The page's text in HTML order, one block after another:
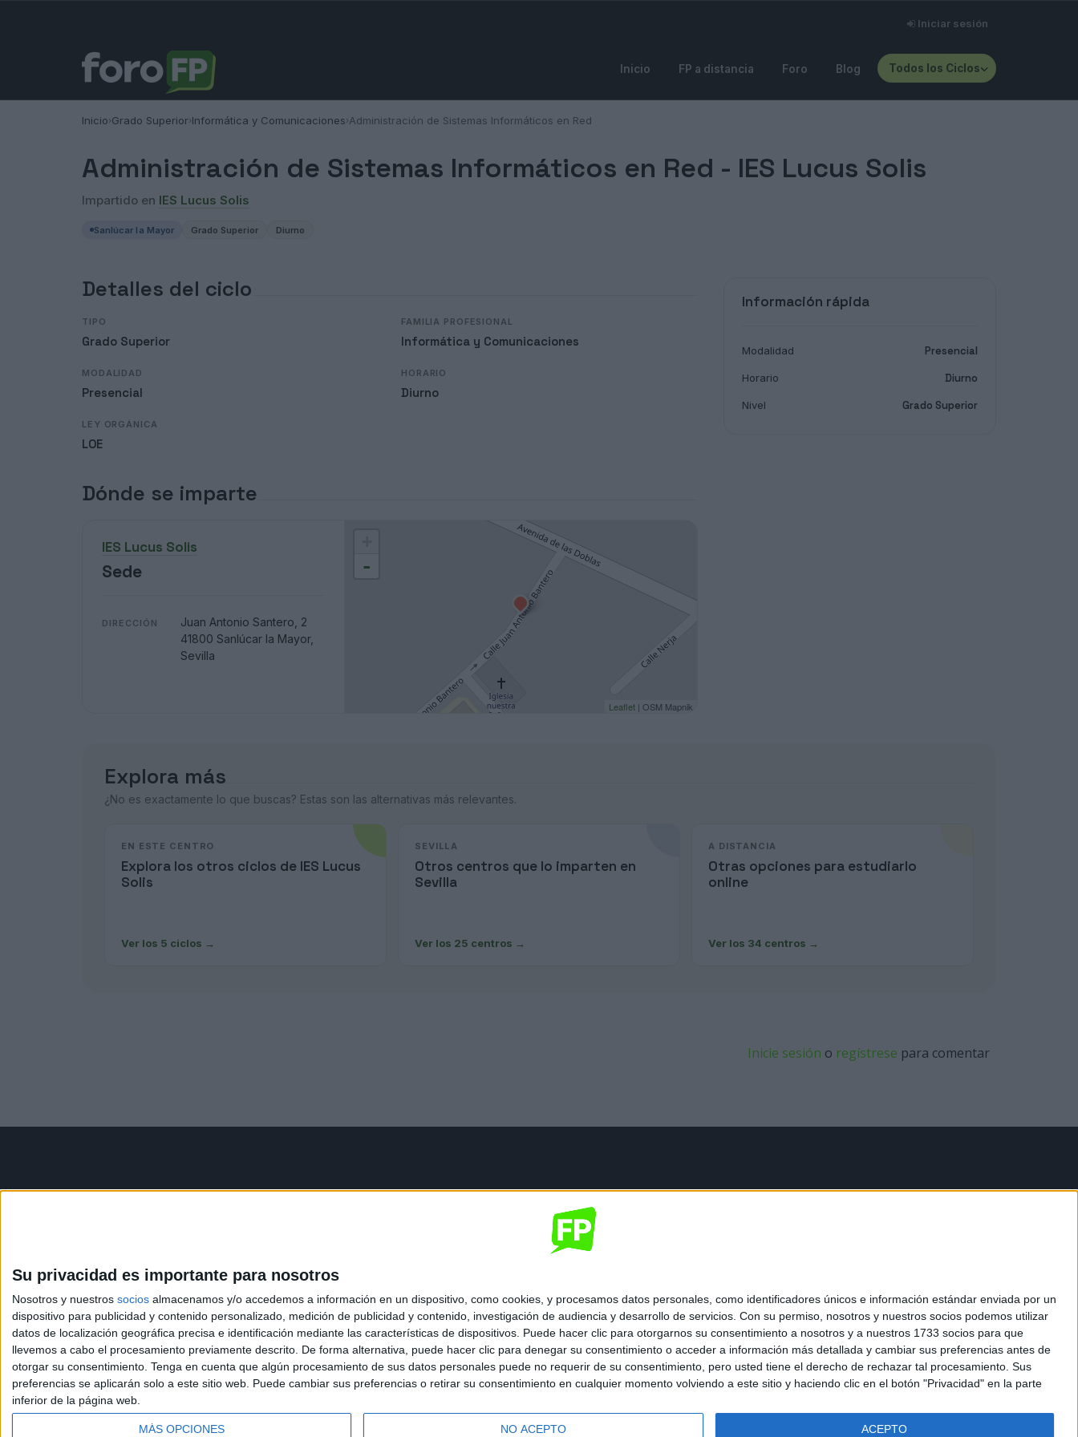
Su privacidad es importante para nosotros
Nosotros y nuestros socios almacenamos y/o accedemos a información en un dispositivo, como cookies, y procesamos datos personales, como identificadores únicos e información estándar enviada por un
dispositivo para publicidad y contenido personalizado, medición de publicidad y contenido, investigación de audiencia y desarrollo de servicios. Con su permiso, nosotros y nuestros socios podemos utilizar
datos de localización geográfica precisa e identificación mediante las características de dispositivos. Puede hacer clic para otorgarnos su consentimiento a nosotros y a nuestros 1733 socios para que
llevemos a cabo el procesamiento previamente descrito. De forma alternativa, puede hacer clic para denegar su consentimiento o acceder a información más detallada y cambiar sus preferencias antes de
otorgar su consentimiento. Tenga en cuenta que algún procesamiento de sus datos personales puede no requerir de su consentimiento, pero usted tiene el derecho de rechazar tal procesamiento. Sus
preferencias se aplicarán solo a este sitio web. Puede cambiar sus preferencias o retirar su consentimiento en cualquier momento volviendo a este sitio y haciendo clic en el botón "Privacidad" en la parte
inferior de la página web.
MÁS OPCIONES NO ACEPTO ACEPTO
Iniciar sesión
Inicio FP a distancia Foro Blog Todos los Ciclos
Inicio›Grado Superior›Informática y Comunicaciones›Administración de Sistemas Informáticos en Red
Administración de Sistemas Informáticos en Red - IES Lucus Solis
Impartido en IES Lucus Solis
Sanlúcar la Mayor Grado Superior Diurno
Detalles del ciclo
TIPO
Grado Superior
FAMILIA PROFESIONAL
Informática y Comunicaciones
MODALIDAD
Presencial
HORARIO
Diurno
LEY ORGÁNICA
LOE
Dónde se imparte
IES Lucus Solis
Sede
DIRECCIÓN
Juan Antonio Santero, 2
41800 Sanlúcar la Mayor,
Sevilla
-
Leaflet| OSM Mapnik
Información rápida
Modalidad Presencial
Horario Diurno
Nivel Grado Superior
Explora más
¿No es exactamente lo que buscas? Estas son las alternativas más relevantes.
EN ESTE CENTRO
Explora los otros ciclos de IES Lucus
Solis
Ver los 5 ciclos →
SEVILLA
Otros centros que lo imparten en
Sevilla
Ver los 25 centros →
A DISTANCIA
Otras opciones para estudiarlo
online
Ver los 34 centros →
Inicie sesión o regístrese para comentar
Contáctanos
Phone:+34 91 593 2767
Email: info@forofp.es
Información legal
© Compás Mediterráneo SL. Todos los derechos reservados.